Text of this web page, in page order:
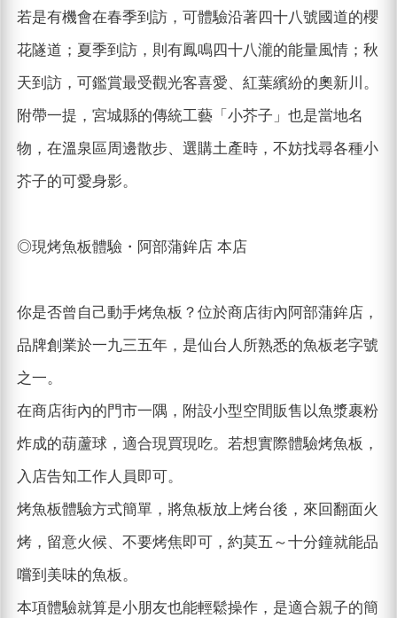
若是有機會在春季到訪，可體驗沿著四十八號國道的櫻
花隧道；夏季到訪，則有鳳鳴四十八瀧的能量風情；秋
天到訪，可鑑賞最受觀光客喜愛、紅葉繽紛的奧新川。
附帶一提，宮城縣的傳統工藝「小芥子」也是當地名
物，在溫泉區周邊散步、選購土產時，不妨找尋各種小
芥子的可愛身影。
◎現烤魚板體驗・阿部蒲鉾店 本店
你是否曾自己動手烤魚板？位於商店街內阿部蒲鉾店，
品牌創業於一九三五年，是仙台人所熟悉的魚板老字號
之一。
在商店街內的門市一隅，附設小型空間販售以魚漿裹粉
炸成的葫蘆球，適合現買現吃。若想實際體驗烤魚板，
入店告知工作人員即可。
烤魚板體驗方式簡單，將魚板放上烤台後，來回翻面火
烤，留意火候、不要烤焦即可，約莫五～十分鐘就能品
嚐到美味的魚板。
本項體驗就算是小朋友也能輕鬆操作，是適合親子的簡